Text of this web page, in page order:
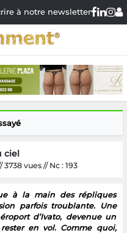
à notre newsletter
ciel
3738 vues // Nc : 193
à la main des répliques
parfois troublante. Une
d’Ivato, devenue un
en vol. Comme quoi,